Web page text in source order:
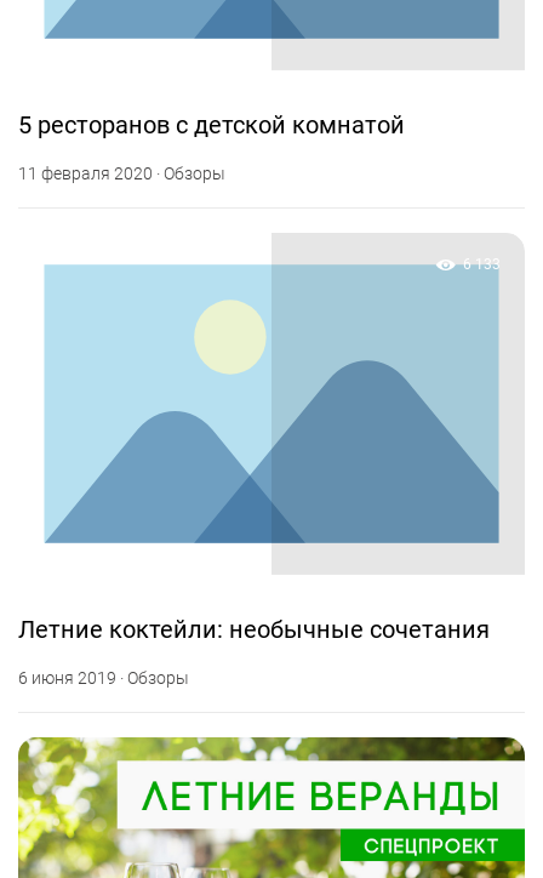
5 ресторанов с детской комнатой
11 февраля 2020 · Обзоры
6 133
Летние коктейли: необычные сочетания
6 июня 2019 · Обзоры